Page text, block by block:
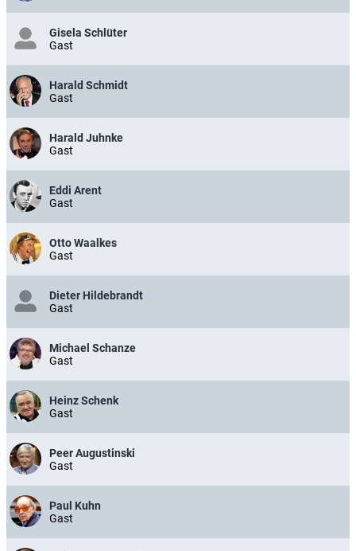
Gisela Schlüter
Gast
Harald Schmidt
Gast
Harald Juhnke
Gast
Eddi Arent
Gast
Otto Waalkes
Gast
Dieter Hildebrandt
Gast
Michael Schanze
Gast
Heinz Schenk
Gast
Peer Augustinski
Gast
Paul Kuhn
Gast